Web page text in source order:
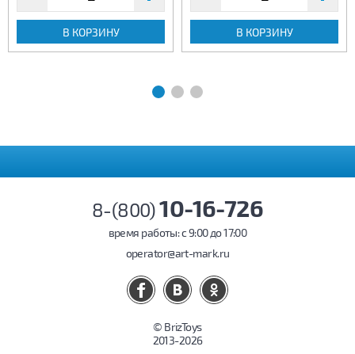
В КОРЗИНУ В КОРЗИНУ
8-(800)10-16-726
время работы: c 9:00 до 17:00
operator@art-mark.ru
© BrizToys
2013-2026